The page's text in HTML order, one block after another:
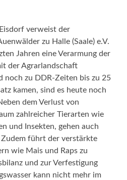
verweist der
zu Halle (Saale) e.V.
Jahren eine Verarmung der
der Agrarlandschaft
noch zu DDR-Zeiten bis zu 25
kamen, sind es heute noch
dem Verlust von
zahlreicher Tierarten wie
und Insekten, gehen auch
führt der verstärkte
wie Mais und Raps zu
und zur Verfestigung
kann nicht mehr im